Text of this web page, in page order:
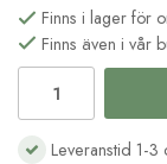
Finns i lager för
Finns även i vår
Leveranstid 1-3